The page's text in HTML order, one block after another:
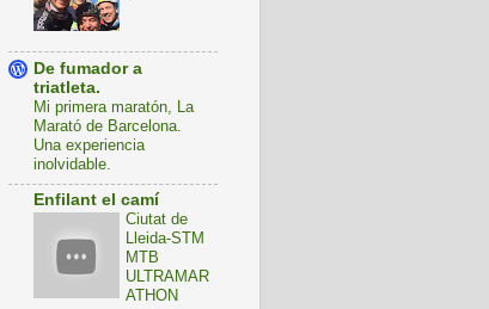
De fumador a
triatleta.
Mi primera maratón, La
Marató de Barcelona.
Una experiencia
inolvidable.
Enfilant el camí
Ciutat de
Lleida-STM
MTB
ULTRAMAR
ATHON